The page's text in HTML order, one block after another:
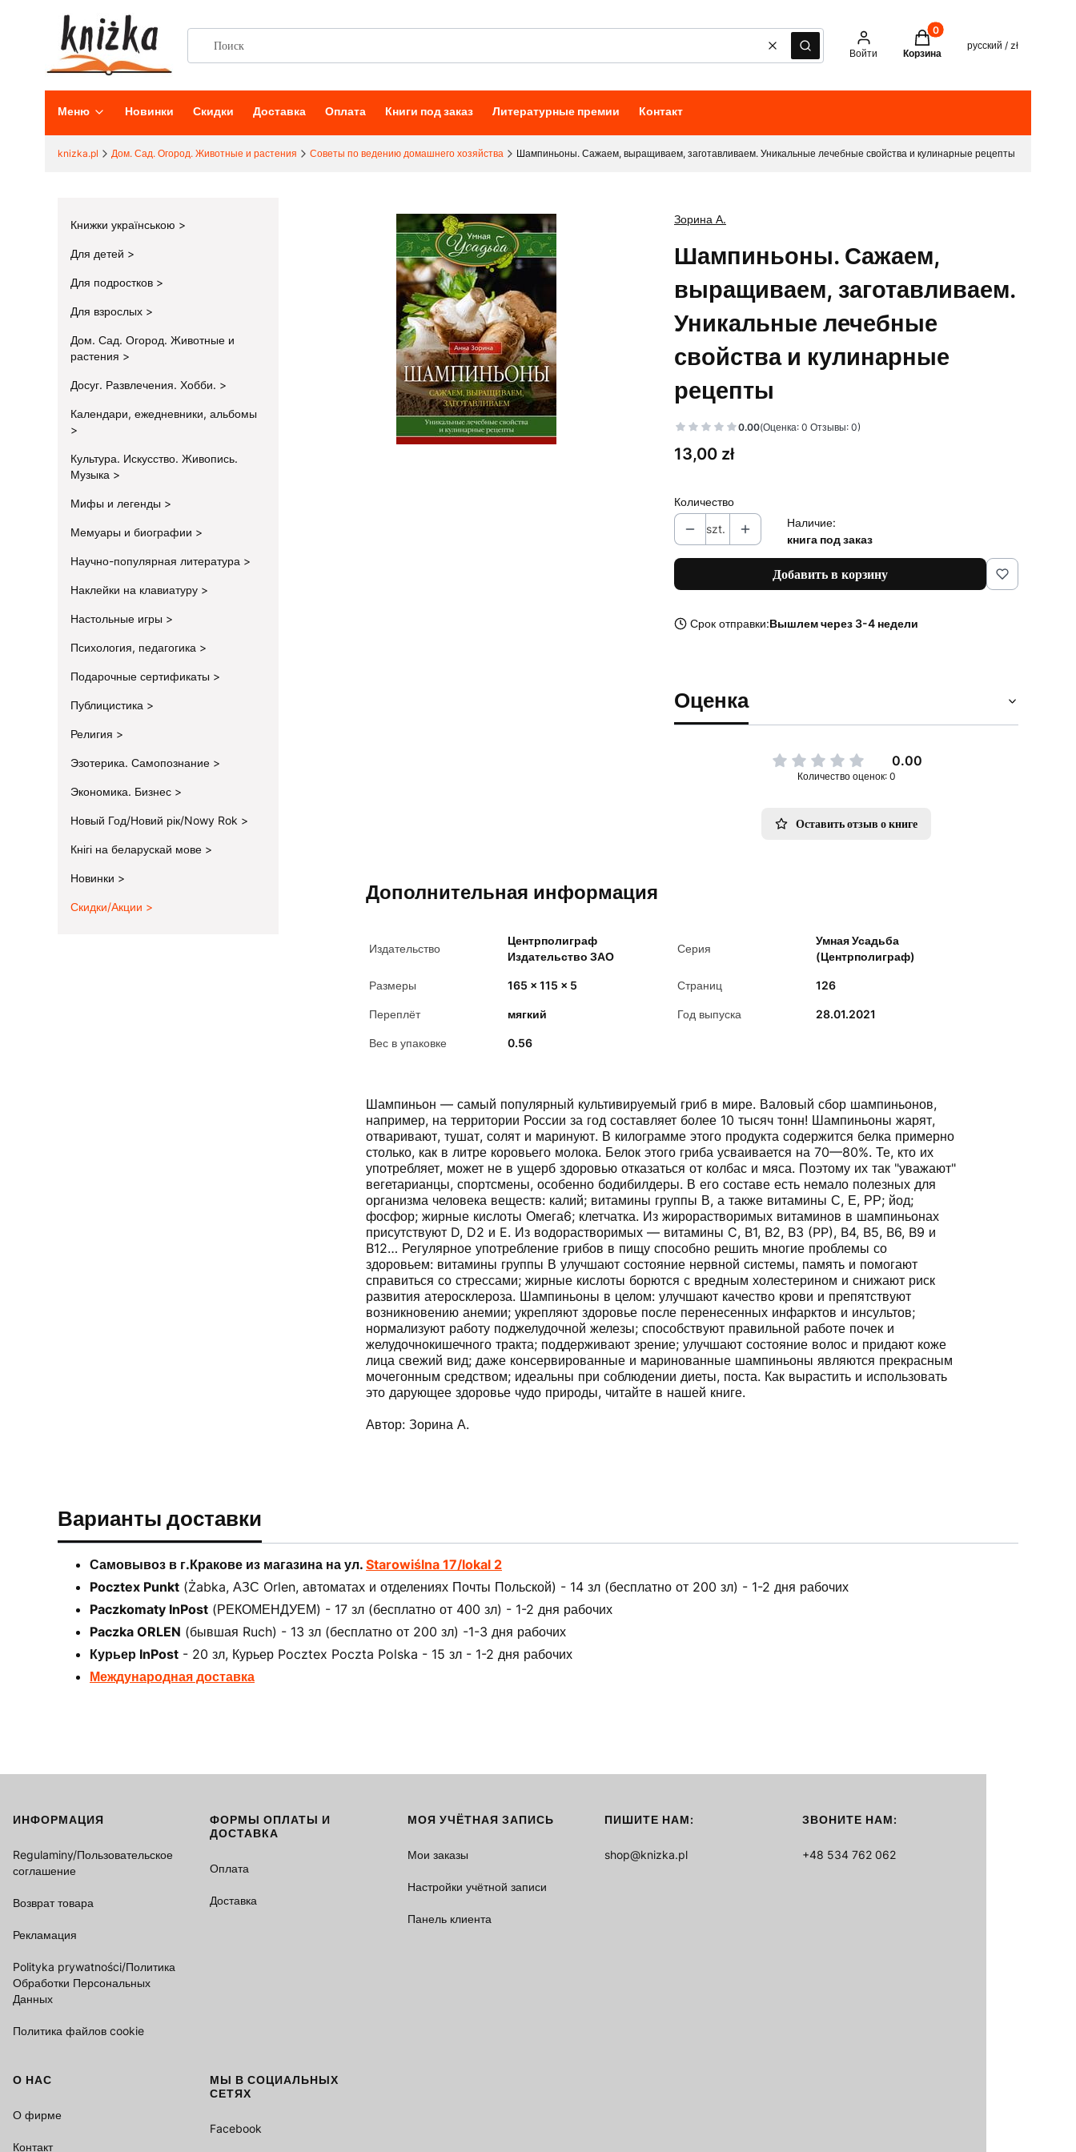
ОчиститьПоиск Войти
Товары в корзине: 0. See
Корзина
русский / zł
Меню Новинки Скидки Доставка Оплата Книги под заказ Литературные премии Контакт
knizka.pl Дом. Сад. Огород. Животные и растения Советы по ведению домашнего хозяйства Шампиньоны. Сажаем, выращиваем, заготавливаем. Уникальные лечебные свойства и кулинарные рецепты
Книжки українською
Для детей
Для подростков
Для взрослых
Дом. Сад. Огород. Животные и
растения
Досуг. Развлечения. Хобби.
Календари, ежедневники, альбомы
Культура. Искусство. Живопись.
Музыка
Мифы и легенды
Мемуары и биографии
Научно-популярная литература
Наклейки на клавиатуру
Настольные игры
Психология, педагогика
Подарочные сертификаты
Публицистика
Религия
Эзотерика. Самопознание
Экономика. Бизнес
Новый Год/Новий рік/Nowy Rok
Кнігі на беларускай мове
Новинки
Скидки/Акции
Зорина А.
Шампиньоны. Сажаем,
выращиваем, заготавливаем.
Уникальные лечебные
свойства и кулинарные
рецепты
0.00(Оценка: 0 Отзывы: 0)
Цена
13,00 zł
Количество
szt.
Наличие:
книга под заказ
Добавить в корзину
Срок отправки:Вышлем через 3-4 недели
Оценка
0.00
Количество оценок: 0
Оставить отзыв о книге
Дополнительная информация
Издательство
Центрполиграф
Издательство ЗАО
Серия
Умная Усадьба
(Центрполиграф)
Размеры 165 x 115 x 5 Страниц 126
Переплёт мягкий Год выпуска 28.01.2021
Вес в упаковке 0.56
Шампиньон — самый популярный культивируемый гриб в мире. Валовый сбор шампиньонов,
например, на территории России за год составляет более 10 тысяч тонн! Шампиньоны жарят,
отваривают, тушат, солят и маринуют. В килограмме этого продукта содержится белка примерно
столько, как в литре коровьего молока. Белок этого гриба усваивается на 70—80%. Те, кто их
употребляет, может не в ущерб здоровью отказаться от колбас и мяса. Поэтому их так "уважают"
вегетарианцы, спортсмены, особенно бодибилдеры. В его составе есть немало полезных для
организма человека веществ: калий; витамины группы В, а также витамины С, Е, РР; йод;
фосфор; жирные кислоты Омега­6; клетчатка. Из жирорастворимых витаминов в шампиньонах
присутствуют D, D2 и E. Из водорастворимых — витамины C, B1, B2, B3 (PP), B4, B5, B6, B9 и
B12… Регулярное употребление грибов в пищу способно решить многие проблемы со
здоровьем: витамины группы В улучшают состояние нервной системы, память и помогают
справиться со стрессами; жирные кислоты борются с вредным холестерином и снижают риск
развития атеросклероза. Шампиньоны в целом: улучшают качество крови и препятствуют
возникновению анемии; укрепляют здоровье после перенесенных инфарктов и инсультов;
нормализуют работу поджелудочной железы; способствуют правильной работе почек и
желудочно­кишечного тракта; поддерживают зрение; улучшают состояние волос и придают коже
лица свежий вид; даже консервированные и маринованные шампиньоны являются прекрасным
мочегонным средством; идеальны при соблюдении диеты, поста. Как вырастить и использовать
это дарующее здоровье чудо природы, читайте в нашей книге.
Автор: Зорина А.
Варианты доставки
Самовывоз в г.Кракове из магазина на ул. Starowiślna 17/lokal 2
Pocztex Punkt (Żabka, АЗС Orlen, автоматах и отделениях Почты Польской) - 14 зл (бесплатно от 200 зл) - 1-2 дня рабочих
Paczkomaty InPost (РЕКОМЕНДУЕМ) - 17 зл (бесплатно от 400 зл) - 1-2 дня рабочих
Paczka ORLEN (бывшая Ruch) - 13 зл (бесплатно от 200 зл) -1-3 дня рабочих
Курьер InPost - 20 зл, Курьер Pocztex Poczta Polska - 15 зл - 1-2 дня рабочих
Международная доставка
Footer menu
ИНФОРМАЦИЯ
Regulaminy/Пользовательское
соглашение
Возврат товара
Рекламация
Polityka prywatności/Политика
Обработки Персональных
Данных
Политика файлов cookie
ФОРМЫ ОПЛАТЫ И
ДОСТАВКА
Оплата
Доставка
МОЯ УЧЁТНАЯ ЗАПИСЬ
Мои заказы
Настройки учётной записи
Панель клиента
ПИШИТЕ НАМ:
shop@knizka.pl
ЗВОНИТЕ НАМ:
+48 534 762 062
О НАС
О фирме
Контакт
МЫ В СОЦИАЛЬНЫХ
СЕТЯХ
Facebook